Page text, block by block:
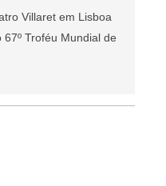
Villaret em Lisboa
Troféu Mundial de